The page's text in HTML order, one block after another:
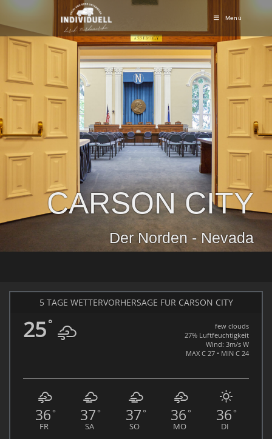
Menü
CARSON CITY
Der Norden - Nevada
5 TAGE WETTERVORHERSAGE FÜR CARSON CITY
25°
few clouds
27% Luftfeuchtigkeit
Wind: 3m/s W
MAX C 27 • MIN C 24
36 °
FR
37 °
SA
37 °
SO
36 °
MO
36 °
DI